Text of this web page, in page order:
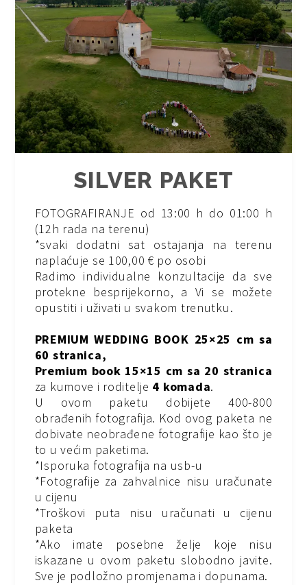
SILVER PAKET
FOTOGRAFIRANJE od 13:00 h do 01:00 h
(12h rada na terenu)
*svaki dodatni sat ostajanja na terenu
naplaćuje se 100,00 € po osobi
Radimo individualne konzultacije da sve
protekne besprijekorno, a Vi se možete
opustiti i uživati u svakom trenutku.
PREMIUM WEDDING BOOK 25×25 cm sa
60 stranica,
Premium book 15×15 cm sa 20 stranica
za kumove i roditelje 4 komada.
U ovom paketu dobijete 400-800
obrađenih fotografija. Kod ovog paketa ne
dobivate neobrađene fotografije kao što je
to u većim paketima.
*Isporuka fotografija na usb-u
*Fotografije za zahvalnice nisu uračunate
u cijenu
*Troškovi puta nisu uračunati u cijenu
paketa
*Ako imate posebne želje koje nisu
iskazane u ovom paketu slobodno javite.
Sve je podložno promjenama i dopunama.